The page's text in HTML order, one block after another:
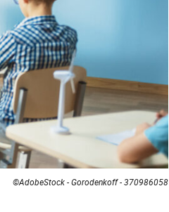
©AdobeStock - Gorodenkoff - 370986058